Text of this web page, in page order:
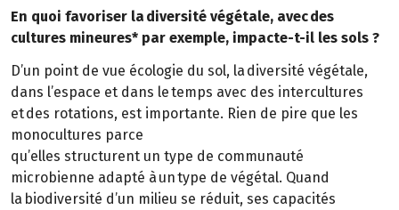
En quoi favoriser la diversité végétale, avec des
cultures mineures* par exemple, impacte-t-il les sols ?
D’un point de vue écologie du sol, la diversité végétale,
dans l’espace et dans le temps avec des intercultures
et des rotations, est importante. Rien de pire que les
monocultures parce
qu’elles structurent un type de communauté
microbienne adapté à un type de végétal. Quand
la biodiversité d’un milieu se réduit, ses capacités